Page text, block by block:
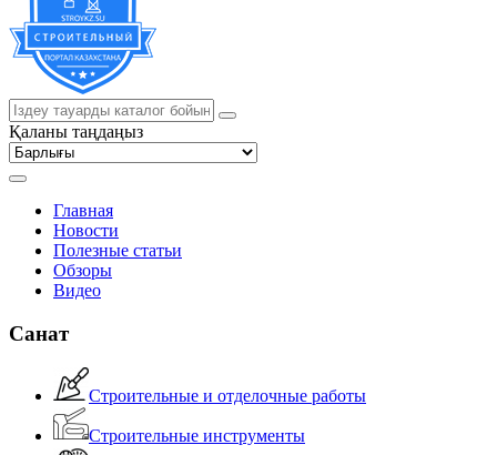
Қаланы таңдаңыз
Главная
Новости
Полезные статьи
Обзоры
Видео
Санат
Строительные и отделочные работы
Строительные инструменты